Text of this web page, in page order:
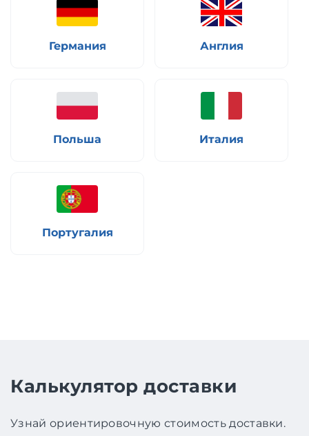
Германия Англия
Польша Италия
Португалия
Калькулятор доставки
Узнай ориентировочную стоимость доставки.